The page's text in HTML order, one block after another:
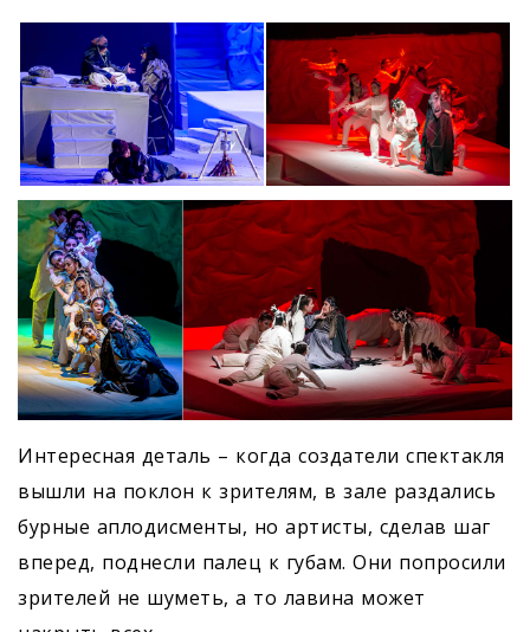
Интересная деталь – когда создатели спектакля
вышли на поклон к зрителям, в зале раздались
бурные аплодисменты, но артисты, сделав шаг
вперед, поднесли палец к губам. Они попросили
зрителей не шуметь, а то лавина может